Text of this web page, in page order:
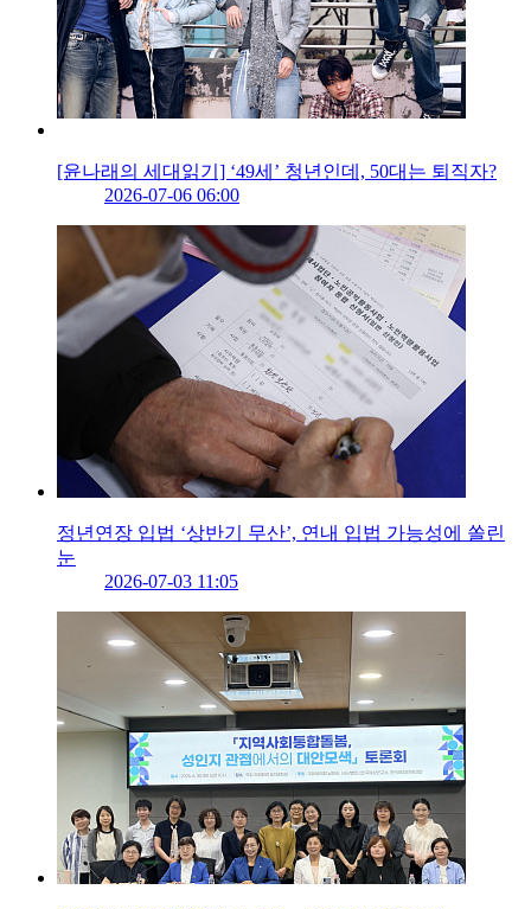
[윤나래의 세대읽기] ‘49세’ 청년인데, 50대는 퇴직자?
2026-07-06 06:00
정년연장 입법 ‘상반기 무산’, 연내 입법 가능성에 쏠린
눈
2026-07-03 11:05